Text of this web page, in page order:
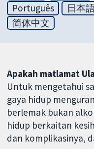
Português
日本
简体中文
Apakah matlamat
Untuk mengetahui
gaya hidup
berlemak bukan
hidup berkaitan
dan komplikasinya,